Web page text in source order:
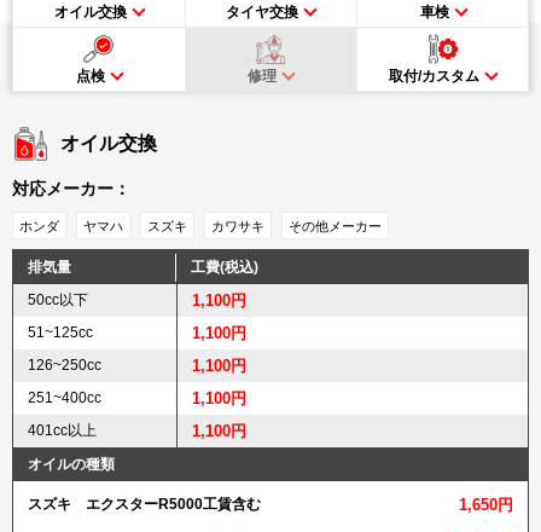
オイル交換 タイヤ交換 車検
点検 修理 取付/カスタム
オイル交換
対応メーカー：
ホンダ ヤマハ スズキ カワサキ その他メーカー
排気量
工費(税込)
50cc以下
1,100円
51~125cc 1,100円
126~250cc 1,100円
251~400cc 1,100円
401cc以上 1,100円
オイルの種類
スズキ エクスターR5000工賃含む 1,650円